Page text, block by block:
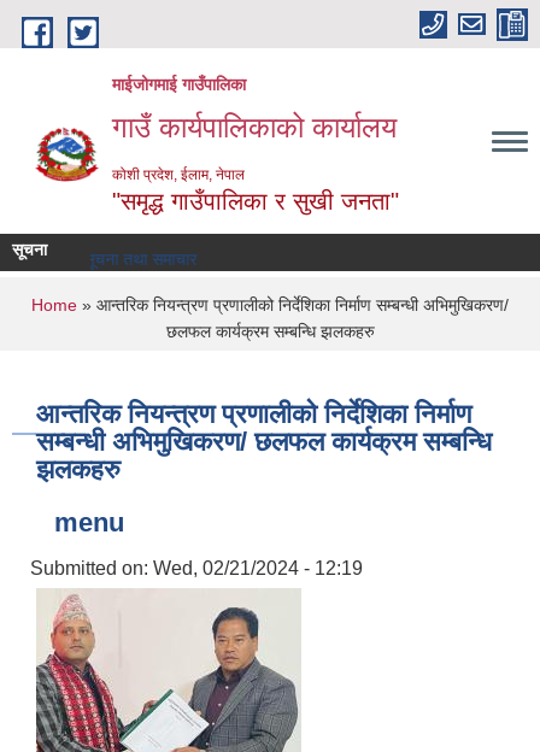
Skip to main content
माईजोगमाई गाउँपालिका
गाउँ कार्यपालिकाको कार्यालय
कोशी प्रदेश, ईलाम, नेपाल
"समृद्ध गाउँपालिका र सुखी जनता"
सूचना सूचना तथा समाचार
You are here
Home » आन्तरिक नियन्त्रण प्रणालीको निर्देशिका निर्माण सम्बन्धी अभिमुखिकरण/
छलफल कार्यक्रम सम्बन्धि झलकहरु
आन्तरिक नियन्त्रण प्रणालीको निर्देशिका निर्माण
सम्बन्धी अभिमुखिकरण/ छलफल कार्यक्रम सम्बन्धि
झलकहरु
menu
Submitted on: Wed, 02/21/2024 - 12:19